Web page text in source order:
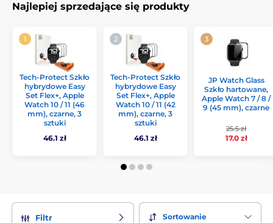
Najlepiej sprzedające się produkty
Tech-Protect Szkło
hybrydowe Easy
Set Flex+, Apple
Watch 10 / 11 (46
mm), czarne, 3
sztuki
46.1 zł
Tech-Protect Szkło
hybrydowe Easy
Set Flex+, Apple
Watch 10 / 11 (42
mm), czarne, 3
sztuki
46.1 zł
JP Watch Glass
Szkło hartowane,
Apple Watch 7 / 8 /
9 (45 mm), czarne
25.5 zł
17.0 zł
Filtr Sortowanie